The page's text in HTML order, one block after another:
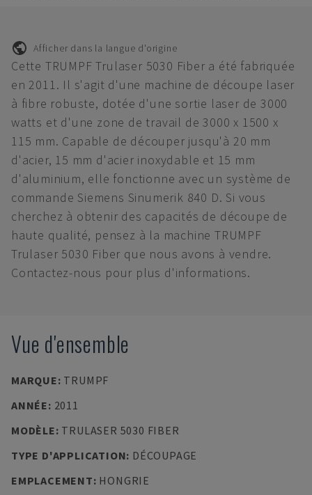
Afficher dans la langue d'origine
Cette TRUMPF Trulaser 5030 Fiber a été fabriquée
en 2011. Il s'agit d'une machine de découpe laser
à fibre robuste, dotée d'une sortie laser de 3000
watts et d'une zone de travail de 3000 x 1500 x
115 mm. Capable de découper jusqu'à 20 mm
d'acier, 15 mm d'acier inoxydable et 15 mm
d'aluminium, elle fonctionne avec un système de
commande Siemens Sinumerik 840 D. Si vous
cherchez à obtenir des capacités de découpe de
haute qualité, pensez à la machine TRUMPF
Trulaser 5030 Fiber que nous avons à vendre.
Contactez-nous pour plus d'informations.
Vue d'ensemble
MARQUE: TRUMPF
ANNÉE: 2011
MODÈLE: TRULASER 5030 FIBER
TYPE D'APPLICATION: DÉCOUPAGE
EMPLACEMENT: HONGRIE